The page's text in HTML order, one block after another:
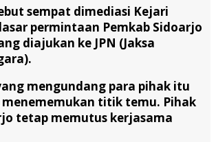
sempat dimediasi Kejari
permintaan Pemkab Sidoarjo
diajukan ke JPN (Jaksa
mengundang para pihak itu
titik temu. Pihak
tetap memutus kerjasama